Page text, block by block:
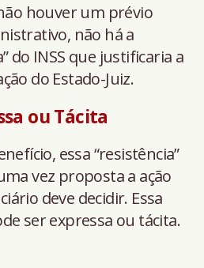
houver um prévio
não há a
do INSS que justificaria a
do Estado-Juiz.
ou Tácita
essa “resistência”
vez proposta a ação
deve decidir. Essa
ser expressa ou tácita.